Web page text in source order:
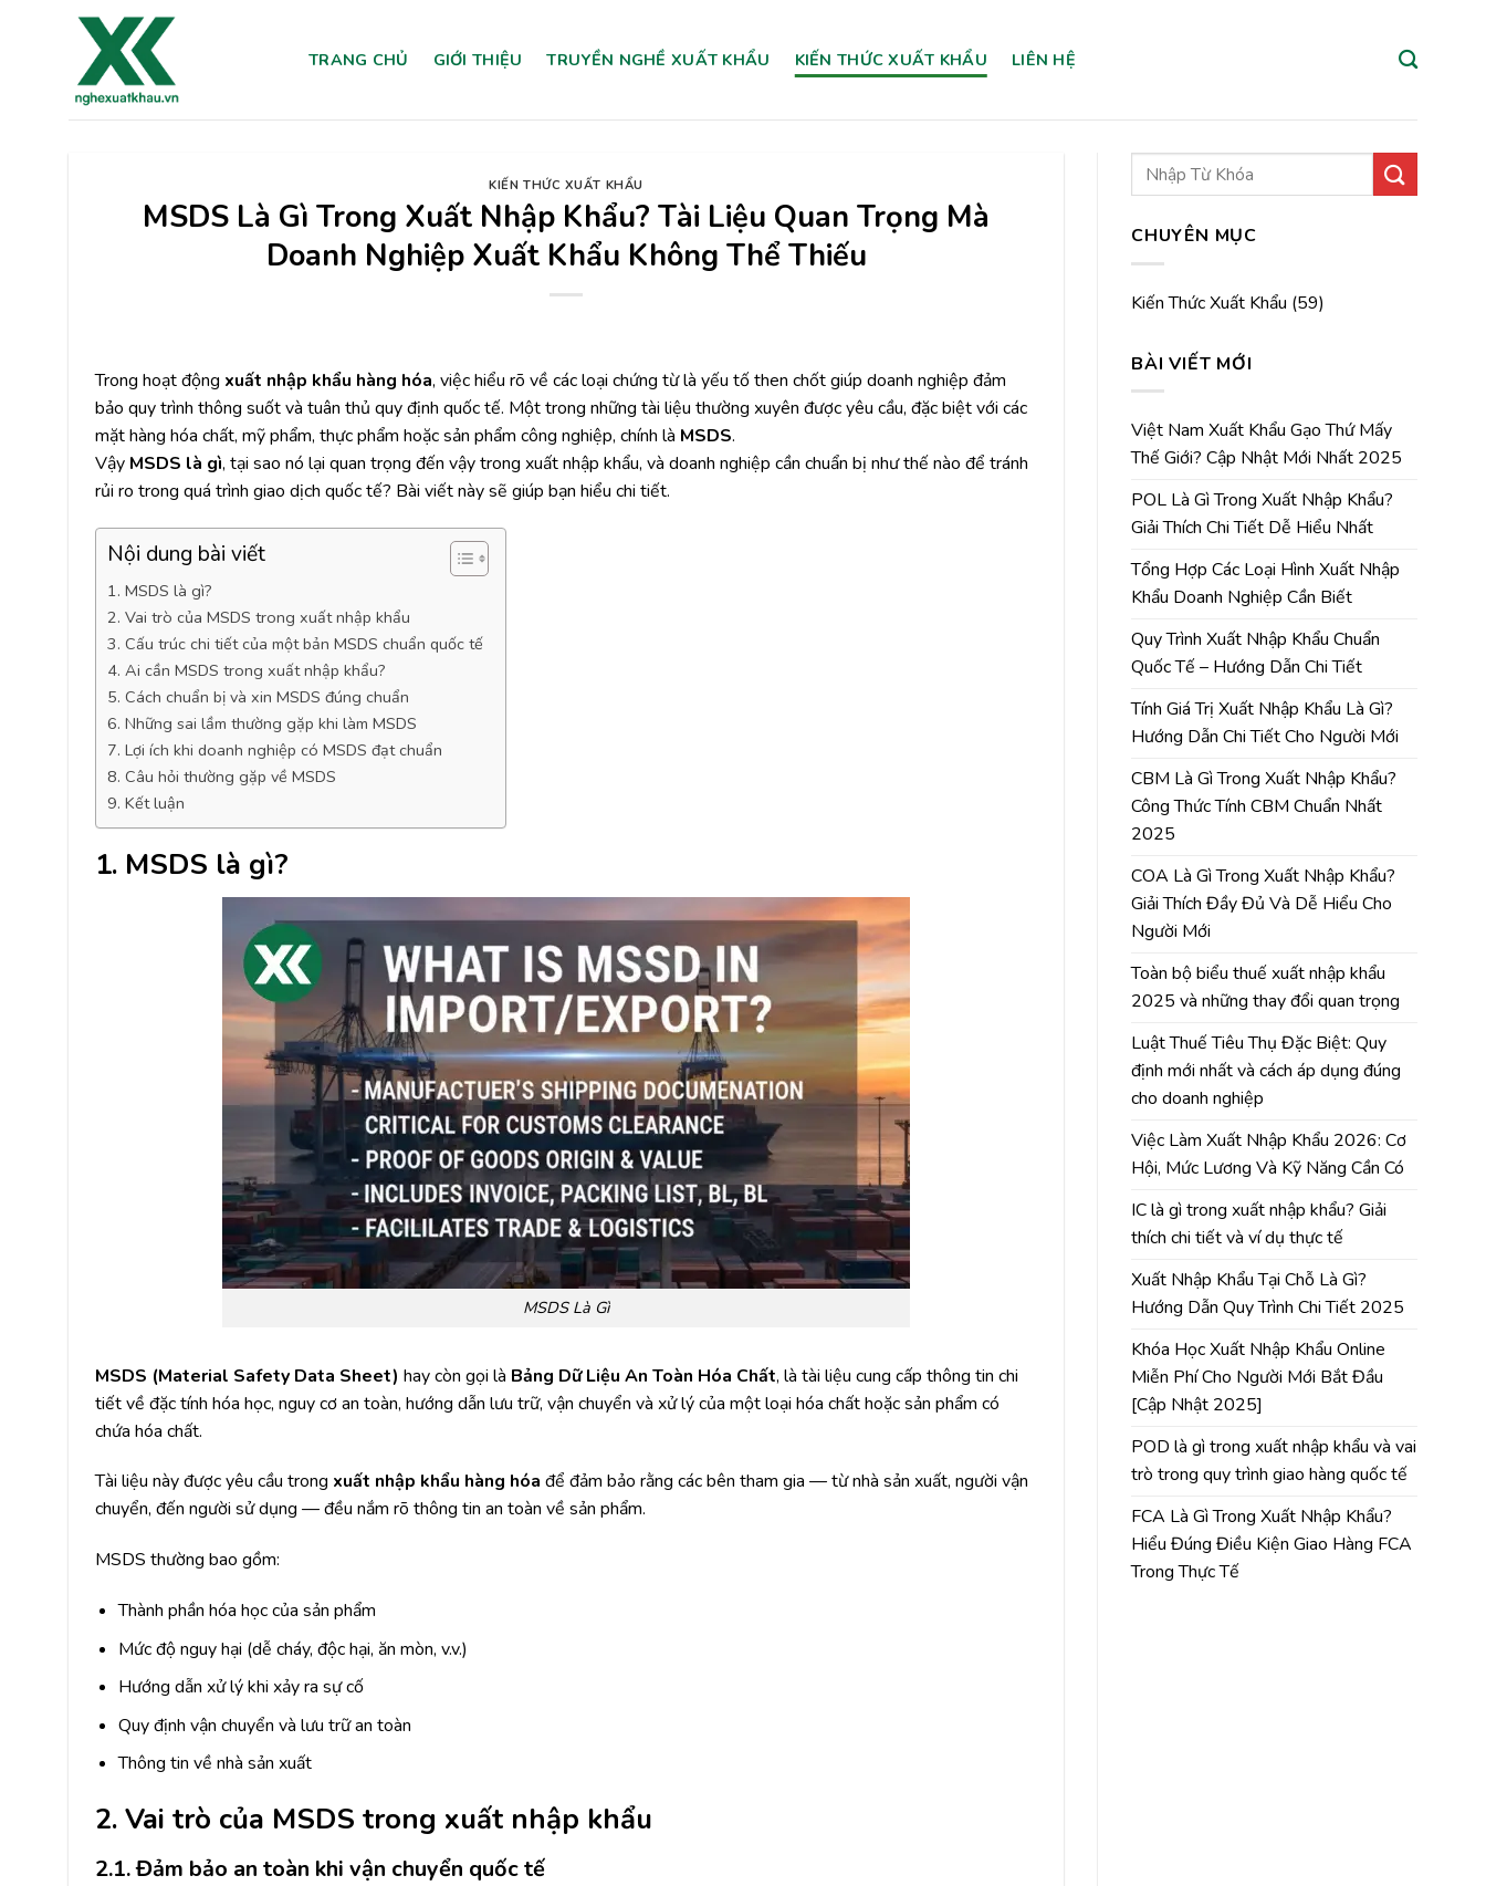
TRANG CHỦ GIỚI THIỆU TRUYỀN NGHỀ XUẤT KHẨU KIẾN THỨC XUẤT KHẨU LIÊN HỆ
KIẾN THỨC XUẤT KHẨU
MSDS Là Gì Trong Xuất Nhập Khẩu? Tài Liệu Quan Trọng Mà
Doanh Nghiệp Xuất Khẩu Không Thể Thiếu
Trong hoạt động xuất nhập khẩu hàng hóa, việc hiểu rõ về các loại chứng từ là yếu tố then chốt giúp doanh nghiệp đảm
bảo quy trình thông suốt và tuân thủ quy định quốc tế. Một trong những tài liệu thường xuyên được yêu cầu, đặc biệt với các
mặt hàng hóa chất, mỹ phẩm, thực phẩm hoặc sản phẩm công nghiệp, chính là MSDS.
Vậy MSDS là gì, tại sao nó lại quan trọng đến vậy trong xuất nhập khẩu, và doanh nghiệp cần chuẩn bị như thế nào để tránh
rủi ro trong quá trình giao dịch quốc tế? Bài viết này sẽ giúp bạn hiểu chi tiết.
Nội dung bài viết
1. MSDS là gì?
2. Vai trò của MSDS trong xuất nhập khẩu
3. Cấu trúc chi tiết của một bản MSDS chuẩn quốc tế
4. Ai cần MSDS trong xuất nhập khẩu?
5. Cách chuẩn bị và xin MSDS đúng chuẩn
6. Những sai lầm thường gặp khi làm MSDS
7. Lợi ích khi doanh nghiệp có MSDS đạt chuẩn
8. Câu hỏi thường gặp về MSDS
9. Kết luận
1. MSDS là gì?
MSDS Là Gì
MSDS (Material Safety Data Sheet) hay còn gọi là Bảng Dữ Liệu An Toàn Hóa Chất, là tài liệu cung cấp thông tin chi
tiết về đặc tính hóa học, nguy cơ an toàn, hướng dẫn lưu trữ, vận chuyển và xử lý của một loại hóa chất hoặc sản phẩm có
chứa hóa chất.
Tài liệu này được yêu cầu trong xuất nhập khẩu hàng hóa để đảm bảo rằng các bên tham gia — từ nhà sản xuất, người vận
chuyển, đến người sử dụng — đều nắm rõ thông tin an toàn về sản phẩm.
MSDS thường bao gồm:
Thành phần hóa học của sản phẩm
Mức độ nguy hại (dễ cháy, độc hại, ăn mòn, v.v.)
Hướng dẫn xử lý khi xảy ra sự cố
Quy định vận chuyển và lưu trữ an toàn
Thông tin về nhà sản xuất
2. Vai trò của MSDS trong xuất nhập khẩu
2.1. Đảm bảo an toàn khi vận chuyển quốc tế
CHUYÊN MỤC
Kiến Thức Xuất Khẩu (59)
BÀI VIẾT MỚI
Việt Nam Xuất Khẩu Gạo Thứ Mấy
Thế Giới? Cập Nhật Mới Nhất 2025
POL Là Gì Trong Xuất Nhập Khẩu?
Giải Thích Chi Tiết Dễ Hiểu Nhất
Tổng Hợp Các Loại Hình Xuất Nhập
Khẩu Doanh Nghiệp Cần Biết
Quy Trình Xuất Nhập Khẩu Chuẩn
Quốc Tế – Hướng Dẫn Chi Tiết
Tính Giá Trị Xuất Nhập Khẩu Là Gì?
Hướng Dẫn Chi Tiết Cho Người Mới
CBM Là Gì Trong Xuất Nhập Khẩu?
Công Thức Tính CBM Chuẩn Nhất
2025
COA Là Gì Trong Xuất Nhập Khẩu?
Giải Thích Đầy Đủ Và Dễ Hiểu Cho
Người Mới
Toàn bộ biểu thuế xuất nhập khẩu
2025 và những thay đổi quan trọng
Luật Thuế Tiêu Thụ Đặc Biệt: Quy
định mới nhất và cách áp dụng đúng
cho doanh nghiệp
Việc Làm Xuất Nhập Khẩu 2026: Cơ
Hội, Mức Lương Và Kỹ Năng Cần Có
IC là gì trong xuất nhập khẩu? Giải
thích chi tiết và ví dụ thực tế
Xuất Nhập Khẩu Tại Chỗ Là Gì?
Hướng Dẫn Quy Trình Chi Tiết 2025
Khóa Học Xuất Nhập Khẩu Online
Miễn Phí Cho Người Mới Bắt Đầu
[Cập Nhật 2025]
POD là gì trong xuất nhập khẩu và vai
trò trong quy trình giao hàng quốc tế
FCA Là Gì Trong Xuất Nhập Khẩu?
Hiểu Đúng Điều Kiện Giao Hàng FCA
Trong Thực Tế